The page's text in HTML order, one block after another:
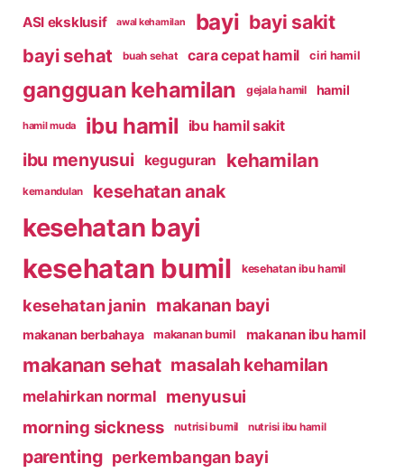
ASI eksklusif
awal kehamilan bayi bayi sakit
bayi sehat buah sehat cara cepat hamil ciri hamil
gangguan kehamilan gejala hamil hamil
hamil muda ibu hamil ibu hamil sakit
ibu menyusui keguguran kehamilan
kemandulan kesehatan anak
kesehatan bayi
kesehatan bumil kesehatan ibu hamil
kesehatan janin makanan bayi
makanan berbahaya makanan bumil makanan ibu hamil
makanan sehat masalah kehamilan
melahirkan normal menyusui
morning sickness nutrisi bumil nutrisi ibu hamil
parenting perkembangan bayi